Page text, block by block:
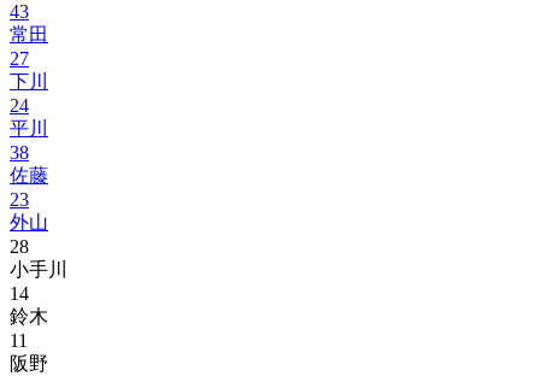
43
常田
27
下川
24
平川
38
佐藤
23
外山
28
小手川
14
鈴木
11
阪野